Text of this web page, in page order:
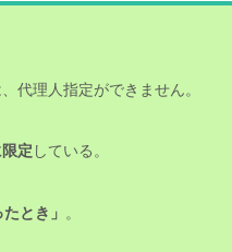
代理人指定ができません。
定 している。
とき」 。